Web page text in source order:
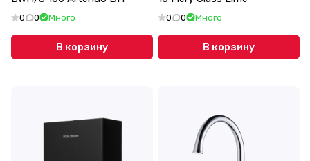
0 0 Много
В корзину
0 0 Много
В корзину